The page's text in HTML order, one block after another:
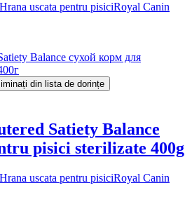
Hrana uscata pentru pisiciRoyal Canin
din lista de dorințe
Satiety Balance
pisici sterilizate 400g
Hrana uscata pentru pisiciRoyal Canin